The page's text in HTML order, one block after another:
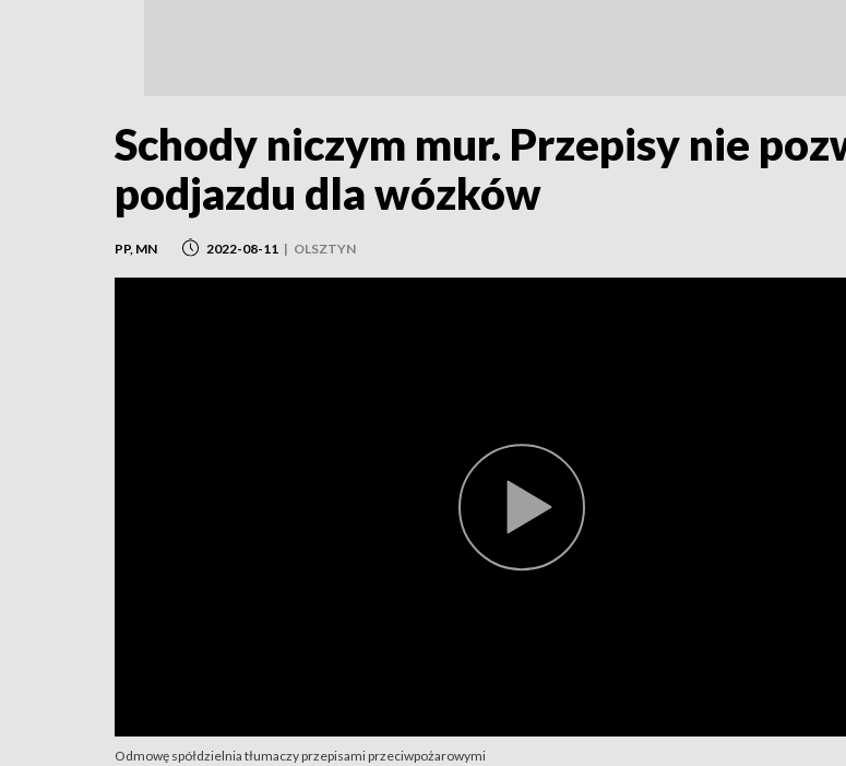
Schody niczym mur. Przepisy nie
podjazdu dla wózków
PP, MN 2022-08-11 | OLSZTYN
Odmowę spółdzielnia tłumaczy przepisami przeciwpożarowymi